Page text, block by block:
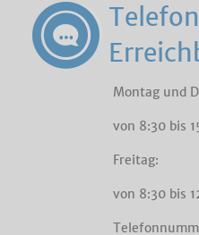
Montag und
von 8:30 bis
Freitag:
von 8:30 bis